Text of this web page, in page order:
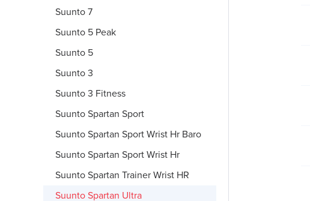
Suunto 7
Suunto 5 Peak
Suunto 5
Suunto 3
Suunto 3 Fitness
Suunto Spartan Sport
Suunto Spartan Sport Wrist Hr Baro
Suunto Spartan Sport Wrist Hr
Suunto Spartan Trainer Wrist HR
Suunto Spartan Ultra